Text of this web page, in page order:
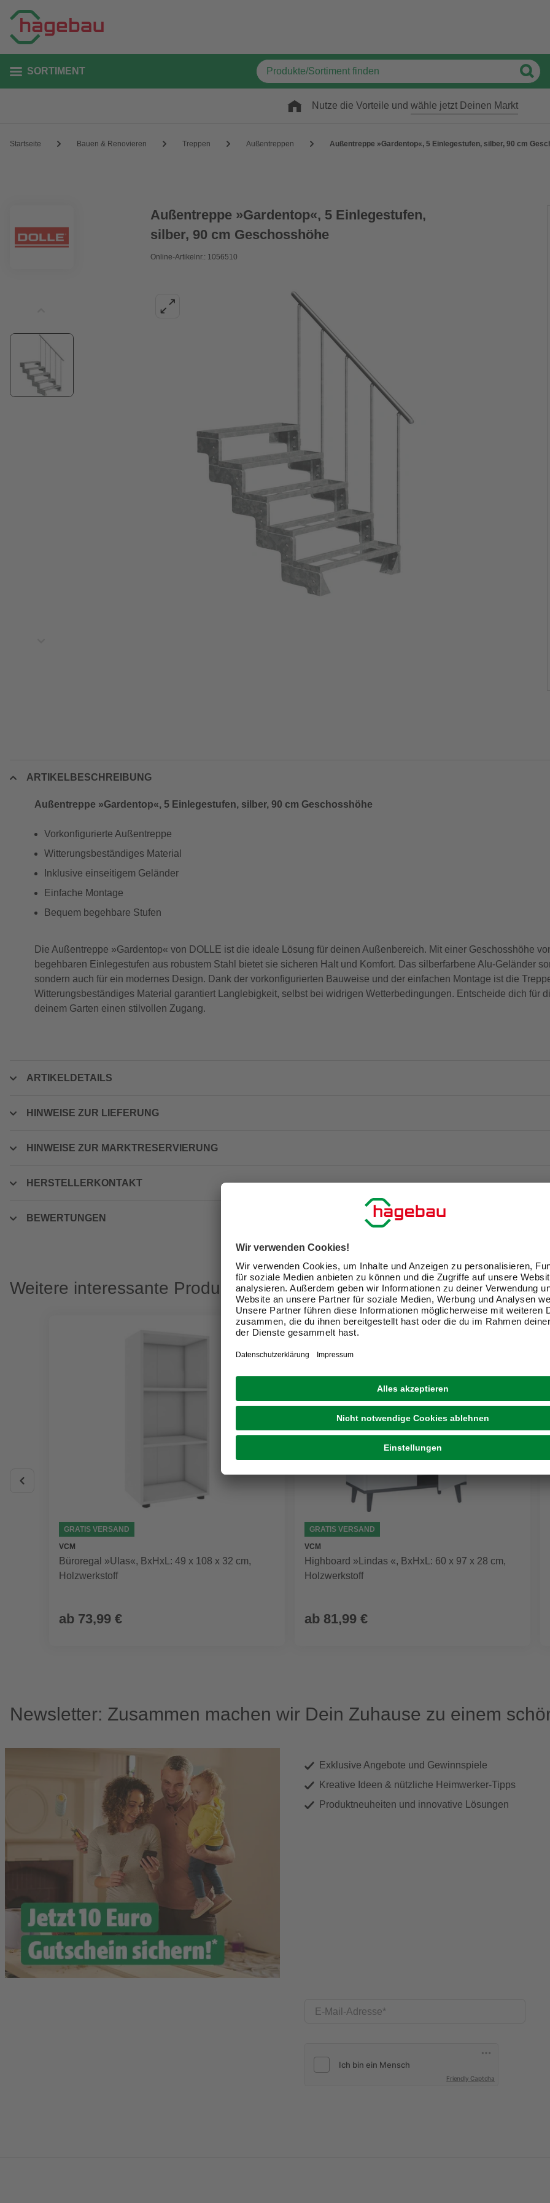
SORTIMENT
Nutze die Vorteile und wähle jetzt Deinen Markt
Startseite Bauen & Renovieren Treppen Außentreppen Außentreppe »Gardentop«, 5 Einlegestufen, silber, 90 cm
Außentreppe »Gardentop«, 5 Einlegestufen,
silber, 90 cm Geschosshöhe
Online-Artikelnr.: 1056510
ARTIKELBESCHREIBUNG
Außentreppe »Gardentop«, 5 Einlegestufen, silber, 90 cm Geschosshöhe
Vorkonfigurierte Außentreppe
Witterungsbeständiges Material
Inklusive einseitigem Geländer
Einfache Montage
Bequem begehbare Stufen
Die Außentreppe »Gardentop« von DOLLE ist die ideale Lösung für deinen Außenbereich. Mit einer Geschosshöhe
begehbaren Einlegestufen aus robustem Stahl bietet sie sicheren Halt und Komfort. Das silberfarbene Alu-Geländer
sondern auch für ein modernes Design. Dank der vorkonfigurierten Bauweise und der einfachen Montage ist die
Witterungsbeständiges Material garantiert Langlebigkeit, selbst bei widrigen Wetterbedingungen. Entscheide dich für
deinem Garten einen stilvollen Zugang.
ARTIKELDETAILS
HINWEISE ZUR LIEFERUNG
HINWEISE ZUR MARKTRESERVIERUNG
HERSTELLERKONTAKT
BEWERTUNGEN
Weitere interessante Produkte
GRATIS VERSAND
VCM
Büroregal »Ulas«, BxHxL: 49 x 108 x 32 cm,
Holzwerkstoff
ab 73,99 €
GRATIS VERSAND
VCM
Highboard »Lindas «, BxHxL: 60 x 97 x 28 cm,
Holzwerkstoff
ab 81,99 €
Newsletter: Zusammen machen wir Dein Zuhause zu einem
Exklusive Angebote und Gewinnspiele
Kreative Ideen & nützliche Heimwerker-Tipps
Produktneuheiten und innovative Lösungen
E-Mail-Adresse
Friendly Captcha